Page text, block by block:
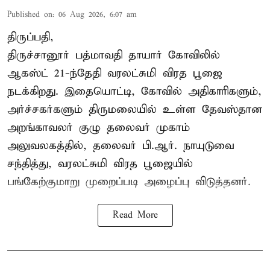
Published on: 06 Aug 2026, 6:07 am
திருப்பதி,
திருச்சானூர் பத்மாவதி தாயார் கோவிலில்
ஆகஸ்ட் 21-ந்தேதி வரலட்சுமி விரத பூஜை
நடக்கிறது. இதையொட்டி, கோவில் அதிகாரிகளும்,
அர்ச்சகர்களும் திருமலையில் உள்ள தேவஸ்தான
அறங்காவலர் குழு தலைவர் முகாம்
அலுவலகத்தில், தலைவர் பி.ஆர். நாயுடுவை
சந்தித்து, வரலட்சுமி விரத பூஜையில்
பங்கேற்குமாறு முறைப்படி அழைப்பு விடுத்தனர்.
Read More